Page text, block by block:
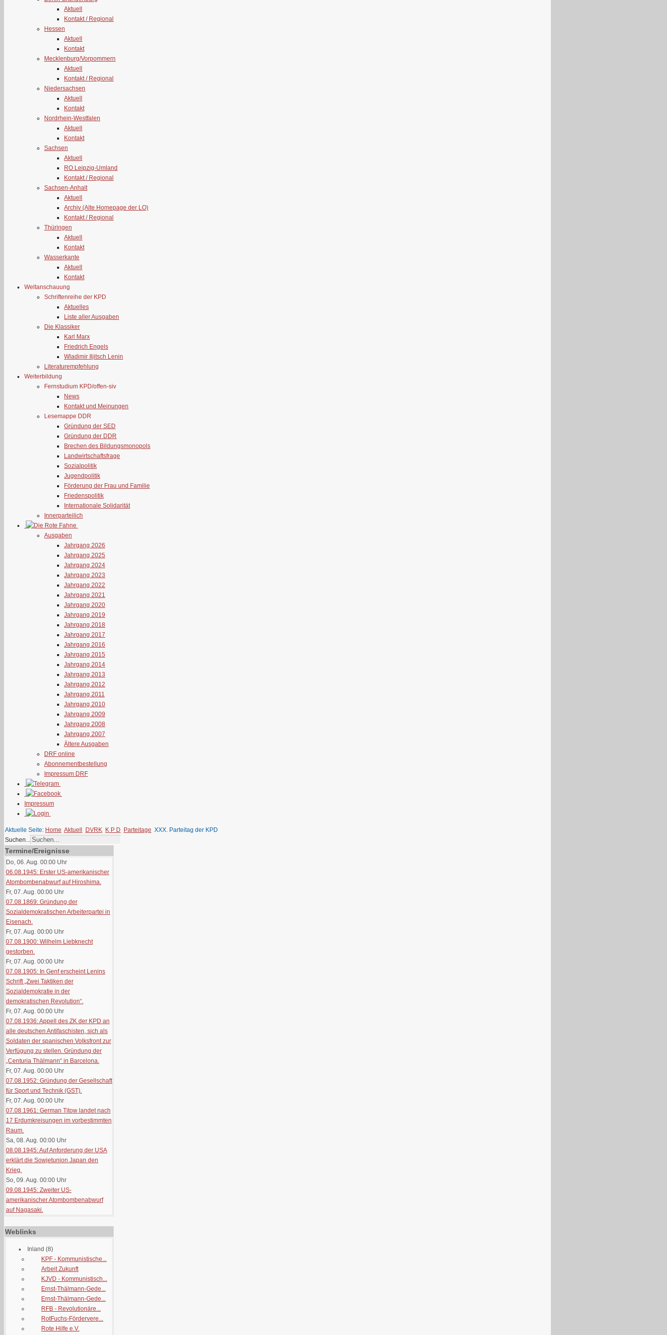
Aktuell
Kontakt / Regional
Hessen
Aktuell
Kontakt
Mecklenburg/Vorpommern
Aktuell
Kontakt / Regional
Niedersachsen
Aktuell
Kontakt
Nordrhein-Westfalen
Aktuell
Kontakt
Sachsen
Aktuell
RO Leipzig-Umland
Kontakt / Regional
Sachsen-Anhalt
Aktuell
Archiv (Alte Homepage der LO)
Kontakt / Regional
Thüringen
Aktuell
Kontakt
Wasserkante
Aktuell
Kontakt
Weltanschauung
Schriftenreihe der KPD
Aktuelles
Liste aller Ausgaben
Die Klassiker
Karl Marx
Friedrich Engels
Wladimir Iljitsch Lenin
Literaturempfehlung
Weiterbildung
Fernstudium KPD/offen-siv
News
Kontakt und Meinungen
Lesemappe DDR
Gründung der SED
Gründung der DDR
Brechen des Bildungsmonopols
Landwirtschaftsfrage
Sozialpolitik
Jugendpolitik
Förderung der Frau und Familie
Friedenspolitik
Internationale Solidarität
Innerparteilich
Ausgaben
Jahrgang 2026
Jahrgang 2025
Jahrgang 2024
Jahrgang 2023
Jahrgang 2022
Jahrgang 2021
Jahrgang 2020
Jahrgang 2019
Jahrgang 2018
Jahrgang 2017
Jahrgang 2016
Jahrgang 2015
Jahrgang 2014
Jahrgang 2013
Jahrgang 2012
Jahrgang 2011
Jahrgang 2010
Jahrgang 2009
Jahrgang 2008
Jahrgang 2007
Ältere Ausgaben
DRF online
Abonnementbestellung
Impressum DRF
Impressum
Aktuelle Seite: Home Aktuell DVRK K P D Parteitage XXX. Parteitag der KPD
Suchen...
Termine/Ereignisse
Do, 06. Aug. 00:00 Uhr
06.08.1945: Erster US-amerikanischer
Atombombenabwurf auf Hiroshima.
Fr, 07. Aug. 00:00 Uhr
07.08.1869: Gründung der
Sozialdemokratischen Arbeiterpartei in
Eisenach.
Fr, 07. Aug. 00:00 Uhr
07.08.1900: Wilhelm Liebknecht
gestorben.
Fr, 07. Aug. 00:00 Uhr
07.08.1905: In Genf erscheint Lenins
Schrift „Zwei Taktiken der
Sozialdemokratie in der
demokratischen Revolution“.
Fr, 07. Aug. 00:00 Uhr
07.08.1936: Appell des ZK der KPD an
alle deutschen Antifaschisten, sich als
Soldaten der spanischen Volksfront zur
Verfügung zu stellen. Gründung der
„Centuria Thälmann“ in Barcelona.
Fr, 07. Aug. 00:00 Uhr
07.08.1952: Gründung der Gesellschaft
für Sport und Technik (GST).
Fr, 07. Aug. 00:00 Uhr
07.08.1961: German Titow landet nach
17 Erdumkreisungen im vorbestimmten
Raum.
Sa, 08. Aug. 00:00 Uhr
08.08.1945: Auf Anforderung der USA
erklärt die Sowjetunion Japan den
Krieg.
So, 09. Aug. 00:00 Uhr
09.08.1945: Zweiter US-
amerikanischer Atombombenabwurf
auf Nagasaki.
Weblinks
Inland (8)
KPF - Kommunistische...
Arbeit Zukunft
KJVD - Kommunistisch...
Ernst-Thälmann-Gede...
Ernst-Thälmann-Gede...
RFB - Revolutionäre...
RotFuchs-Fördervere...
Rote Hilfe e.V.